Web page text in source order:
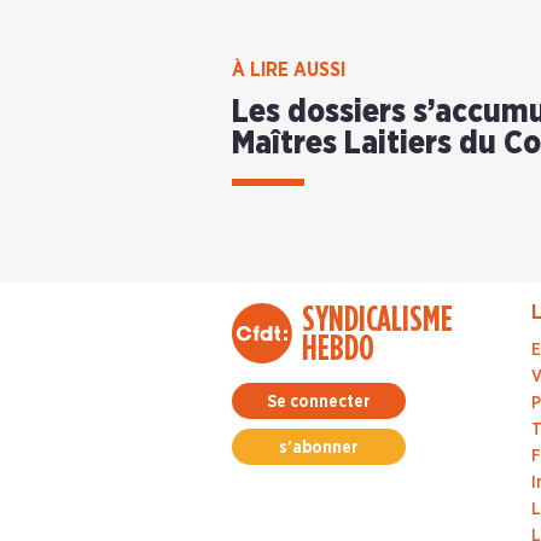
À LIRE AUSSI
Les dossiers
Maîtres Laitiers du
SYNDICALISME
HEBDO
Se connecter
s'abonner